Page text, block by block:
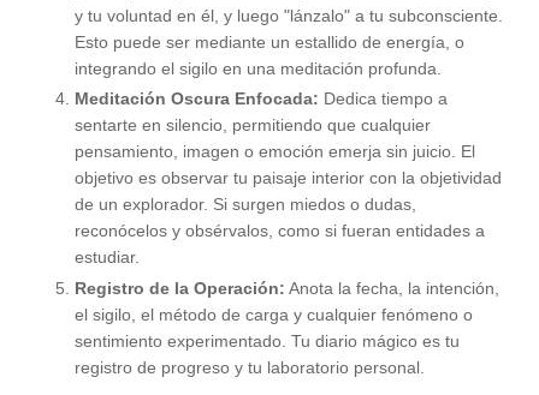
y tu voluntad en él, y luego "lánzalo" a tu subconsciente.
Esto puede ser mediante un estallido de energía, o
integrando el sigilo en una meditación profunda.
Meditación Oscura Enfocada: Dedica tiempo a
sentarte en silencio, permitiendo que cualquier
pensamiento, imagen o emoción emerja sin juicio. El
objetivo es observar tu paisaje interior con la objetividad
de un explorador. Si surgen miedos o dudas,
reconócelos y obsérvalos, como si fueran entidades a
estudiar.
Registro de la Operación: Anota la fecha, la intención,
el sigilo, el método de carga y cualquier fenómeno o
sentimiento experimentado. Tu diario mágico es tu
registro de progreso y tu laboratorio personal.